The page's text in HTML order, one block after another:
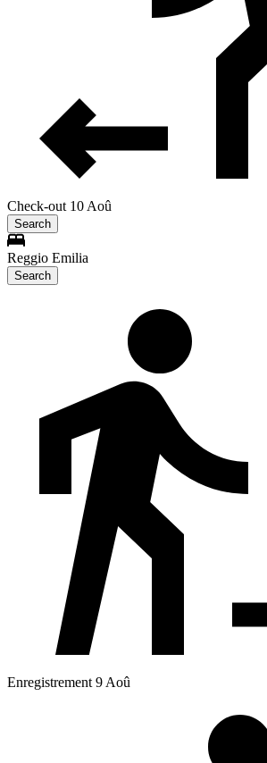
Check-out 10 Aoû
Search
Reggio Emilia
Search
Enregistrement 9 Aoû